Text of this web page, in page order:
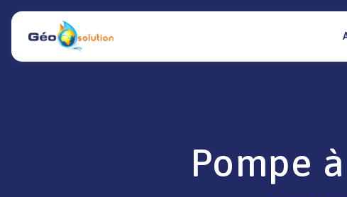
Pompe
Panneau de gestion des cookies